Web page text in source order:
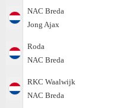
NAC Breda
Jong Ajax
Roda
NAC Breda
RKC Waalwijk
NAC Breda